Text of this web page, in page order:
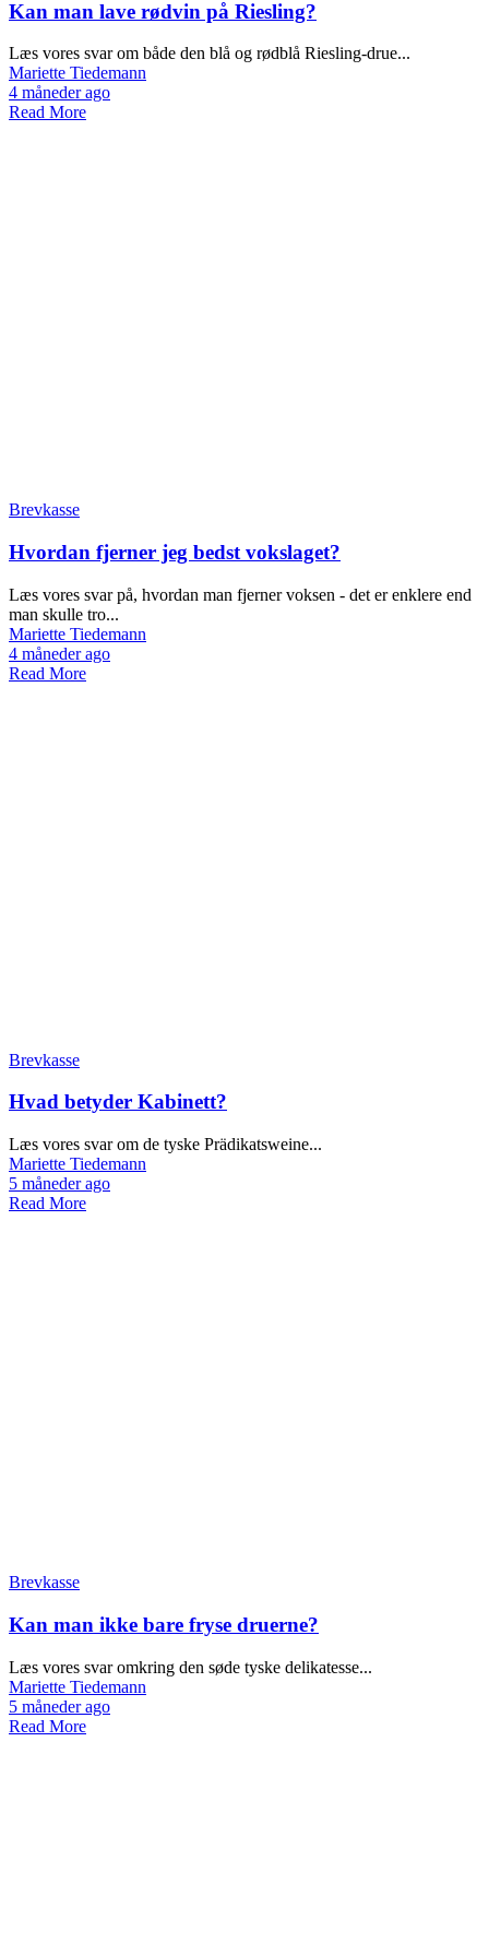
Kan man lave rødvin på Riesling?
Læs vores svar om både den blå og rødblå Riesling-drue...
Mariette Tiedemann
4 måneder ago
Read More
Brevkasse
Hvordan fjerner jeg bedst vokslaget?
Læs vores svar på, hvordan man fjerner voksen - det er enklere end
man skulle tro...
Mariette Tiedemann
4 måneder ago
Read More
Brevkasse
Hvad betyder Kabinett?
Læs vores svar om de tyske Prädikatsweine...
Mariette Tiedemann
5 måneder ago
Read More
Brevkasse
Kan man ikke bare fryse druerne?
Læs vores svar omkring den søde tyske delikatesse...
Mariette Tiedemann
5 måneder ago
Read More